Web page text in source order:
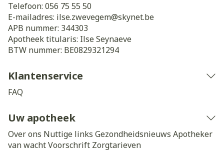
Telefoon: 056 75 55 50
E-mailadres: ilse.zwevegem@skynet.be
APB nummer: 344303
Apotheek titularis: Ilse Seynaeve
BTW nummer: BE0829321294
Klantenservice
FAQ
Uw apotheek
Over ons Nuttige links Gezondheidsnieuws Apotheker
van wachtVoorschrift Zorgtarieven